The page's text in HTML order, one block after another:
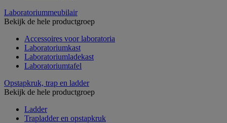
Laboratoriummeubilair
Bekijk de hele productgroep
Accessoires voor laboratoria
Laboratoriumkast
Laboratoriumladekast
Laboratoriumtafel
Opstapkruk, trap en ladder
Bekijk de hele productgroep
Ladder
Trapladder en opstapkruk